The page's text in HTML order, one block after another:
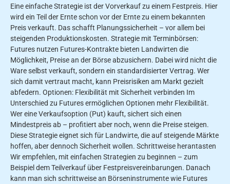
Eine einfache Strategie ist der Vorverkauf zu einem Festpreis. Hier
wird ein Teil der Ernte schon vor der Ernte zu einem bekannten
Preis verkauft. Das schafft Planungssicherheit – vor allem bei
steigenden Produktionskosten. Strategie mit Terminbörsen:
Futures nutzen Futures-Kontrakte bieten Landwirten die
Möglichkeit, Preise an der Börse abzusichern. Dabei wird nicht die
Ware selbst verkauft, sondern ein standardisierter Vertrag. Wer
sich damit vertraut macht, kann Preisrisiken am Markt gezielt
abfedern. Optionen: Flexibilität mit Sicherheit verbinden Im
Unterschied zu Futures ermöglichen Optionen mehr Flexibilität.
Wer eine Verkaufsoption (Put) kauft, sichert sich einen
Mindestpreis ab – profitiert aber noch, wenn die Preise steigen.
Diese Strategie eignet sich für Landwirte, die auf steigende Märkte
hoffen, aber dennoch Sicherheit wollen. Schrittweise herantasten
Wir empfehlen, mit einfachen Strategien zu beginnen – zum
Beispiel dem Teilverkauf über Festpreisvereinbarungen. Danach
kann man sich schrittweise an Börseninstrumente wie Futures